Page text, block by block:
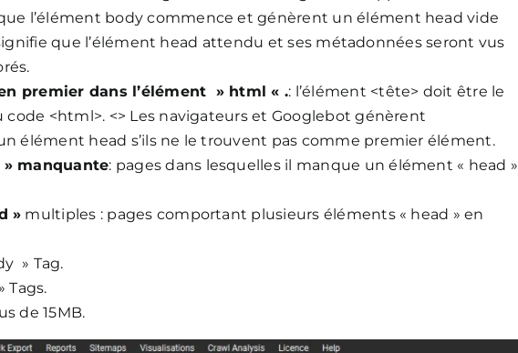
l’élément body commence et génèrent un élément head vide
que l’élément head attendu et ses métadonnées seront vus
premier dans l’élément » html « .: l’élément <tête> doit être le
<html>. <> Les navigateurs et Googlebot génèrent
élément head s’ils ne le trouvent pas comme premier élément.
» manquante: pages dans lesquelles il manque un élément « head »
» multiples : pages comportant plusieurs éléments « head » en
» Tag.
Tags.
de 15MB.